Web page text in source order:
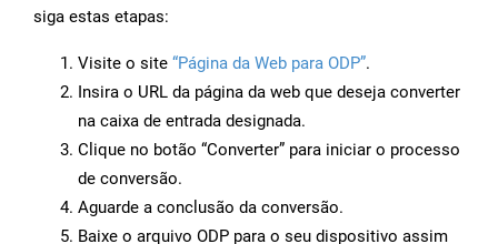
siga estas etapas:
Visite o site “Página da Web para ODP”.
Insira o URL da página da web que deseja converter
na caixa de entrada designada.
Clique no botão “Converter” para iniciar o processo
de conversão.
Aguarde a conclusão da conversão.
Baixe o arquivo ODP para o seu dispositivo assim